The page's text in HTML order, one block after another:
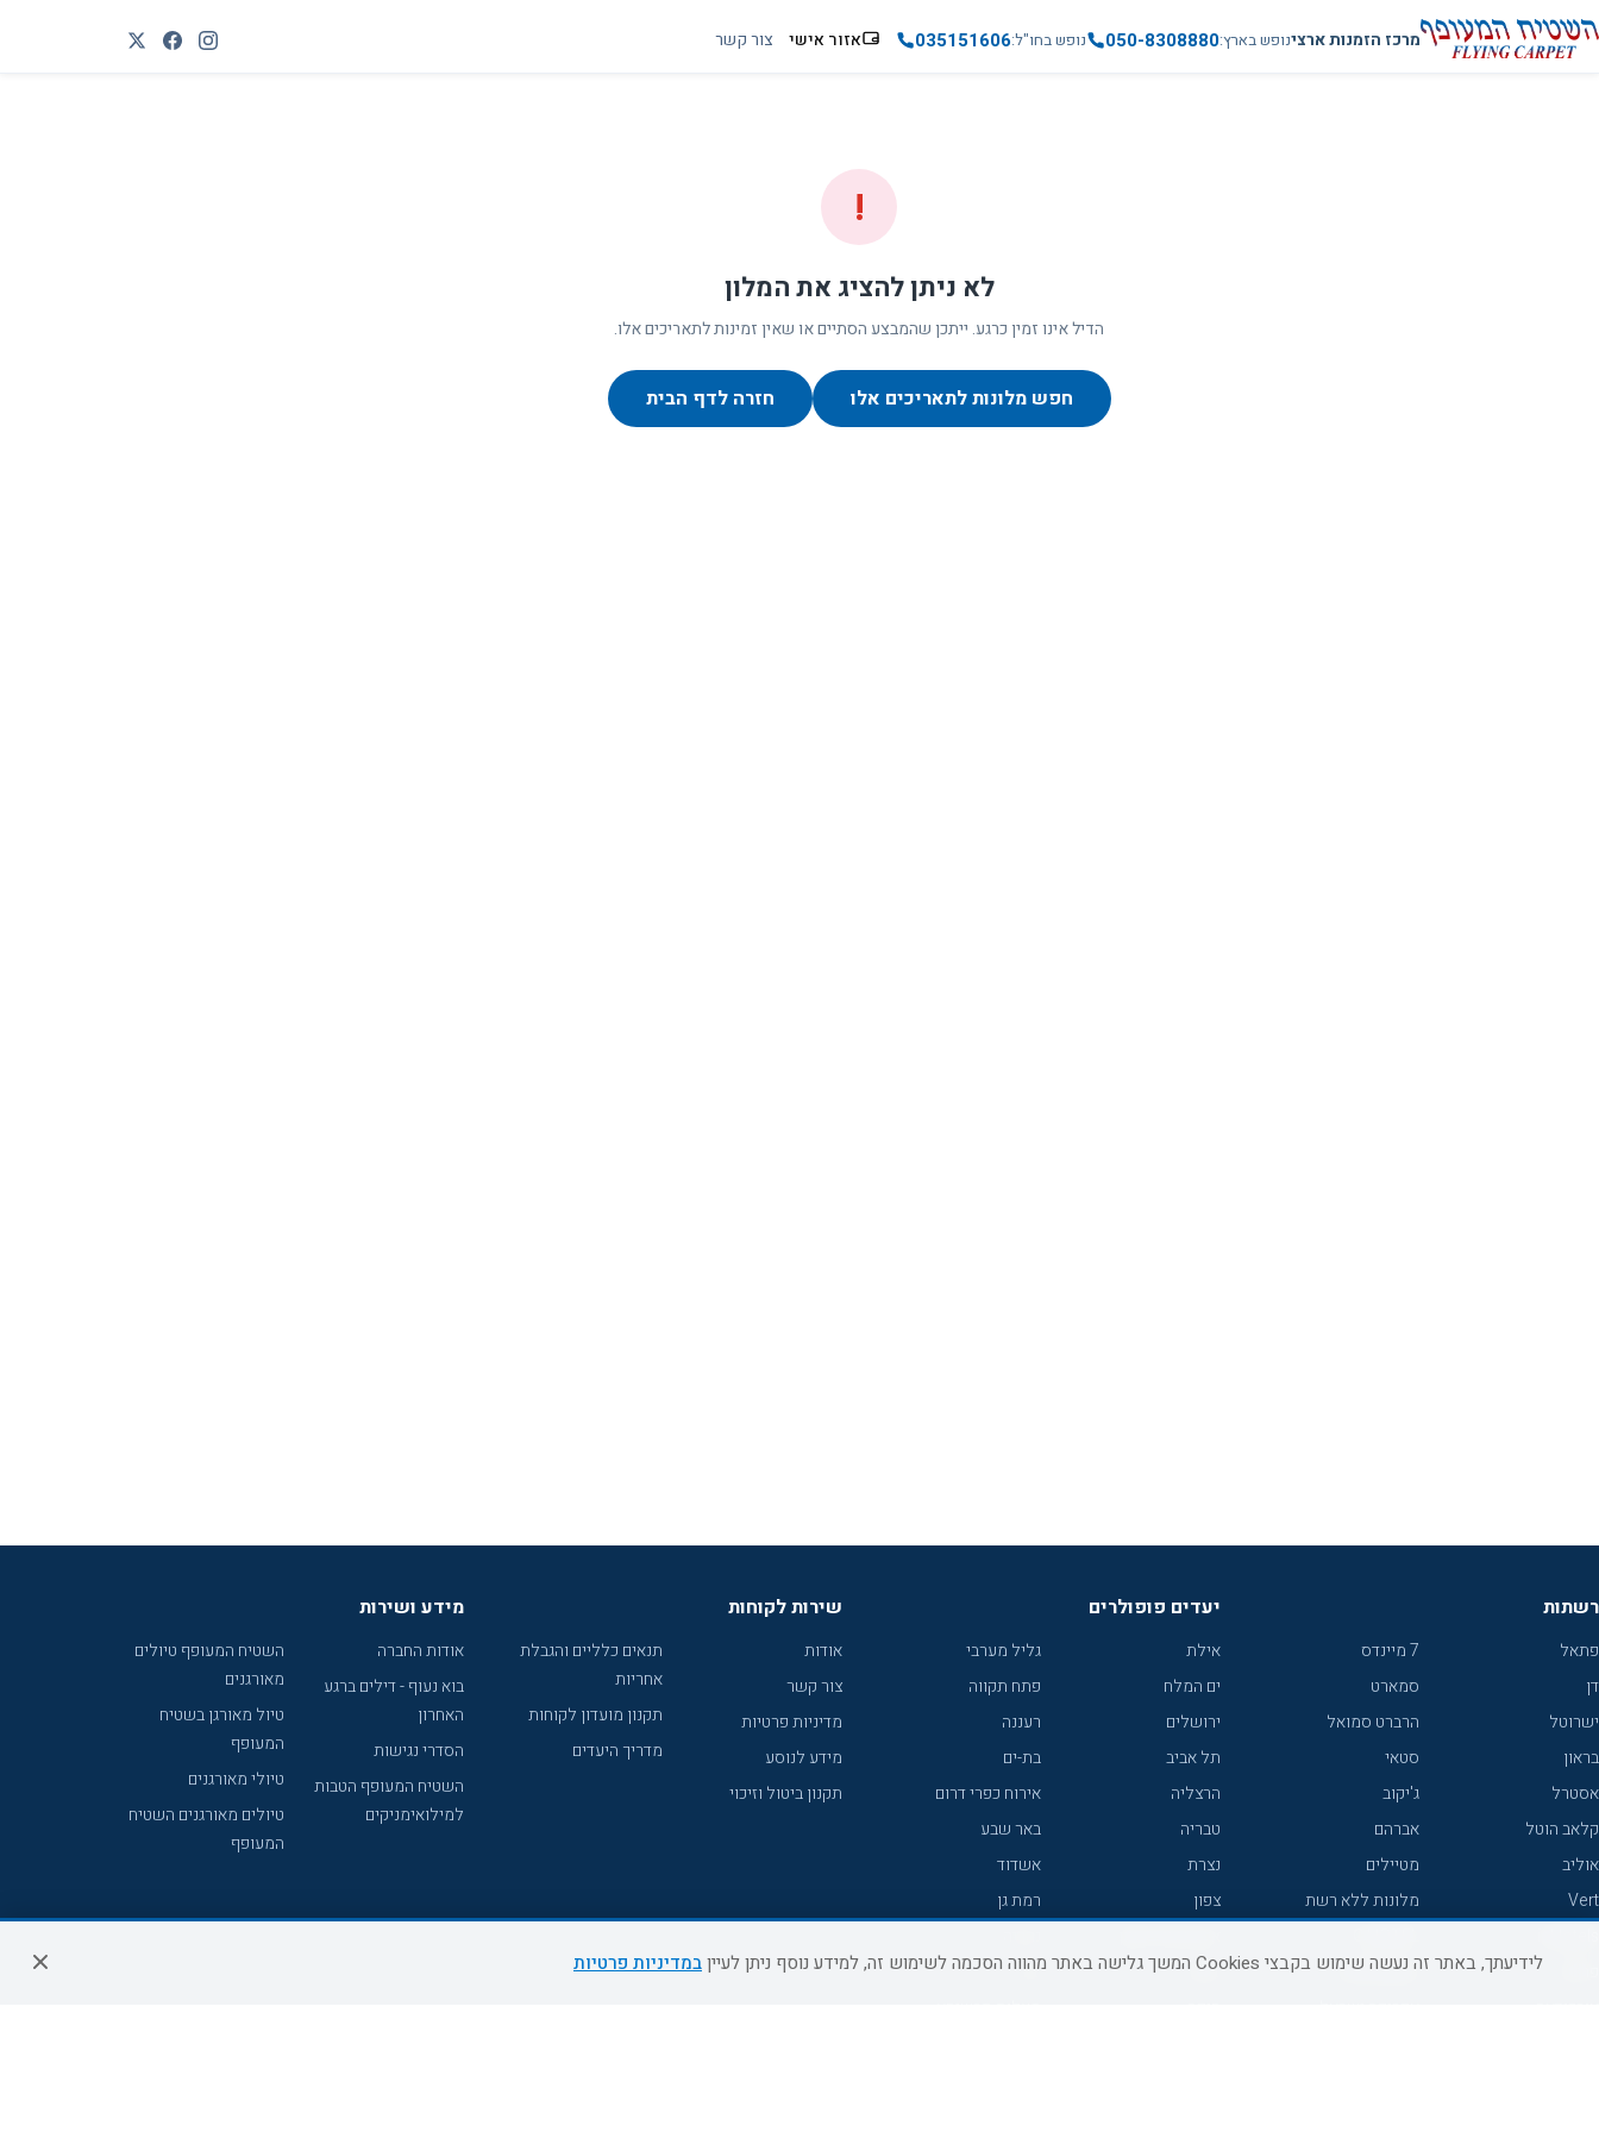
מרכז הזמנות ארצינופש בארץ050-8308880 נופש בחו"ל035151606 אזור אישי צור קשר
!
לא ניתן להציג את המלון
הדיל אינו זמין כרגע. ייתכן שהמבצע הסתיים או שאין זמינות לתאריכים אלו.
חפש מלונות לתאריכים אלו חזרה לדף הבית
רשתות
פתאל
דן
ישרוטל
בראון
אסטרל
קלאב הוטל
אוליב
Vert
7 מיינדס
סמארט
הרברט סמואל
סטאי
ג'יקוב
אברהם
מטיילים
מלונות ללא רשת
קראון פלאזה
יעדים פופולרים
אילת
ים המלח
ירושלים
תל אביב
הרצליה
טבריה
נצרת
צפון
נתניה
גליל מערבי
פתח תקווה
רעננה
בת-ים
אירוח כפרי דרום
באר שבע
אשדוד
רמת גן
עכו
שירות לקוחות
אודות
צור קשר
מדיניות פרטיות
מידע לנוסע
תקנון ביטול וזיכוי
תנאים כלליים והגבלת
אחריות
תקנון מועדון לקוחות
מדריך היעדים
מידע ושירות
אודות החברה
בוא נעוף - דילים ברגע
האחרון
הסדרי נגישות
השטיח המעופף הטבות
למילואימניקים
השטיח המעופף טיולים
מאורגנים
טיול מאורגן בשטיח
המעופף
טיולי מאורגנים
טיולים מאורגנים השטיח
המעופף
לידיעתך, באתר זה נעשה שימוש בקבצי Cookies המשך גלישה באתר מהווה הסכמה לשימוש זה, למידע נוסף ניתן לעיין במדיניות פרטיות